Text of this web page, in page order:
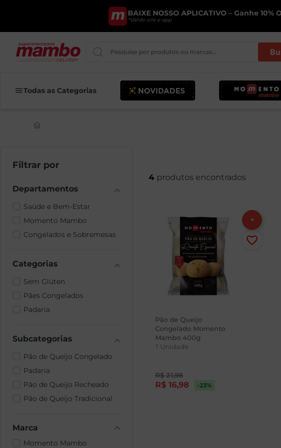
BAIXE NOSSO APLICATIVO – Ganhe
*Válido site e app.
Pesquise por produtos ou marcas...
Todas as Categorias
Saúde e Bem-Estar
Momento Mambo
Congelados e Sobremesas
Sem Glúten
Pães Congelados
Padaria
Pão de Queijo Congelado
Padaria
Pão de Queijo Recheado
Pão de Queijo Tradicional
Marca
Momento Mambo
4
Pão de Queijo
Congelado Momento
Mambo 400g
1 Unidade
R$ 21,98
R$ 16,98 -23%
Queijo
Pao
Cerveja